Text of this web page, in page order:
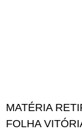
MATÉRIA
FOLHA